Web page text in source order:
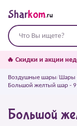
Sharkom.ru
🔥 Скидки и акции
Воздушные шары/Шары
Большой желтый шар -
Большой